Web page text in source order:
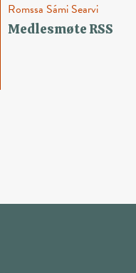
Romssa Sámi Searvi
Medlesmøte RSS